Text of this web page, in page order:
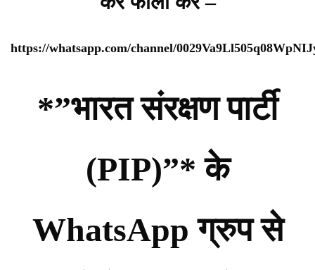
https://whatsapp.com/channel/
*”भारत संरक्षण पार्टी
(PIP)”* के
WhatsApp ग्रुप से